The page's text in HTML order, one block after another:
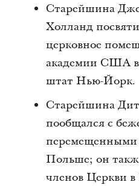
Старейшина
Холланд
церковное
академии США
штат Нью-Йорк.
Старейшина
пообщался с
Польше; он
членов Церкви